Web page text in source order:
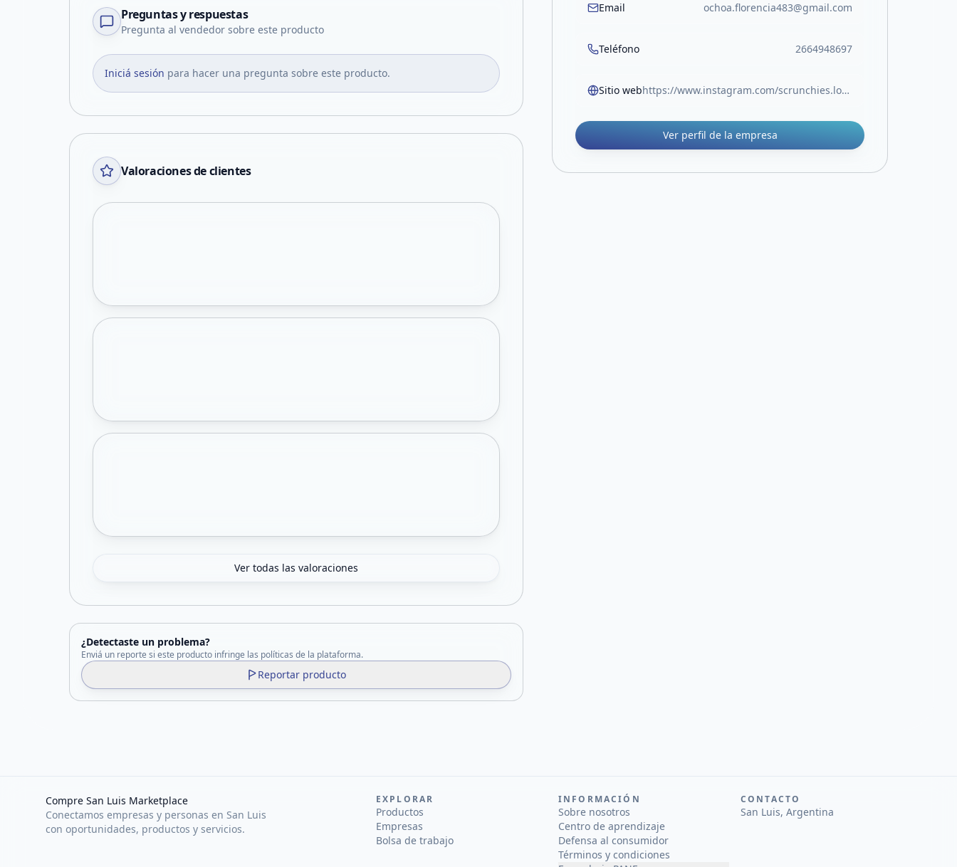
Preguntas y respuestas
Pregunta al vendedor sobre este producto
Iniciá sesión para hacer una pregunta sobre este producto.
Valoraciones de clientes
Ver todas las valoraciones
¿Detectaste un problema?
Enviá un reporte si este producto infringe las políticas de la plataforma.
Reportar producto
Email ochoa.florencia483@gmail.com
Teléfono 2664948697
Sitio web https://www.instagram.com/scrunchies.lovers.sl?utm_source=ig_web_button_share_sheet&igsh=ZDNlZDc0MzIxNw==
Ver perfil de la empresa
Compre San Luis Marketplace
Conectamos empresas y personas en San Luis
con oportunidades, productos y servicios.
EXPLORAR
Productos
Empresas
Bolsa de trabajo
INFORMACIÓN
Sobre nosotros
Centro de aprendizaje
Defensa al consumidor
Términos y condiciones
CONTACTO
San Luis, Argentina